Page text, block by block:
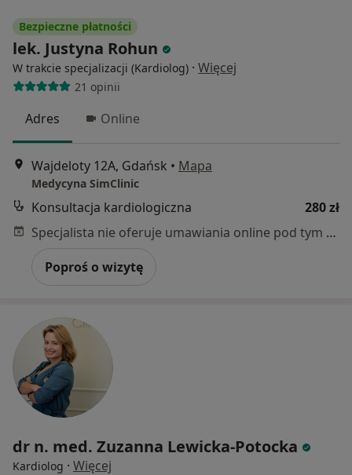
Bezpieczne płatności
lek. Justyna Rohun
W trakcie specjalizacji (Kardiolog) · Więcej
21 opinii
Adres Online
Wajdeloty 12A, Gdańsk • Mapa
Medycyna SimClinic
Konsultacja kardiologiczna
280 zł
Specjalista nie oferuje umawiania online pod tym adresem.
Poproś o wizytę
dr n. med. Zuzanna Lewicka-Potocka
Kardiolog · Więcej